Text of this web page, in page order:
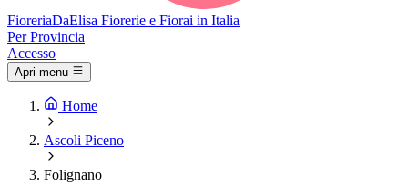
FioreriaDaElisa Fiorerie e Fiorai in Italia
Per Provincia
Accesso
Apri menu
Home
Ascoli Piceno
Folignano